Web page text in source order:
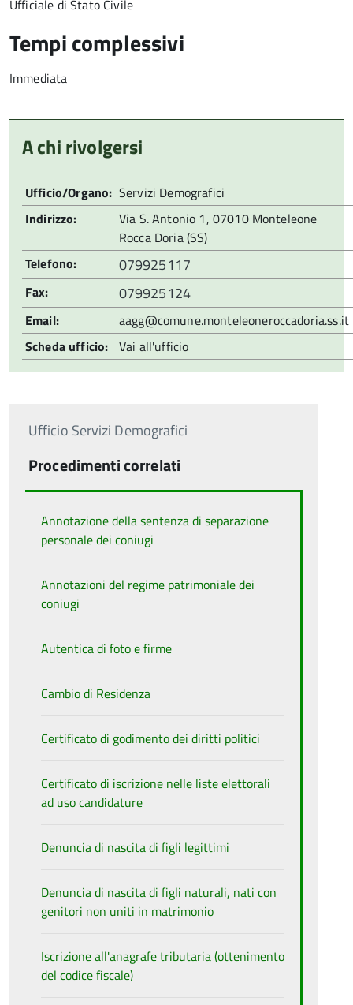
Ufficiale di Stato Civile
Tempi complessivi
Immediata
A chi rivolgersi
Ufficio/Organo: Servizi Demografici
Indirizzo:
Via S. Antonio 1, 07010 Monteleone
Rocca Doria (SS)
Telefono:
079925117
Fax: 079925124
Email:
aagg@comune.monteleoneroccadoria.ss.it
Scheda ufficio: Vai all'ufficio
Ufficio Servizi Demografici
Procedimenti correlati
Annotazione della sentenza di separazione
personale dei coniugi
Annotazioni del regime patrimoniale dei
coniugi
Autentica di foto e firme
Cambio di Residenza
Certificato di godimento dei diritti politici
Certificato di iscrizione nelle liste elettorali
ad uso candidature
Denuncia di nascita di figli legittimi
Denuncia di nascita di figli naturali, nati con
genitori non uniti in matrimonio
Iscrizione all'anagrafe tributaria (ottenimento
del codice fiscale)